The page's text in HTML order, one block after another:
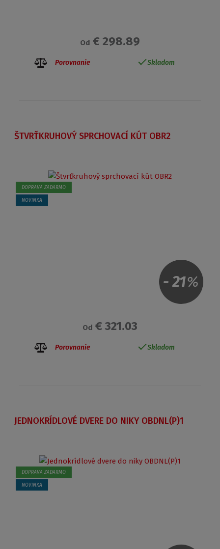
Od € 298.89
Porovnanie Skladom
ŠTVRŤKRUHOVÝ SPRCHOVACÍ KÚT OBR2
- 21%
DOPRAVA ZADARMO
NOVINKA
Od € 321.03
Porovnanie Skladom
JEDNOKRÍDLOVÉ DVERE DO NIKY OBDNL(P)1
DOPRAVA ZADARMO
NOVINKA